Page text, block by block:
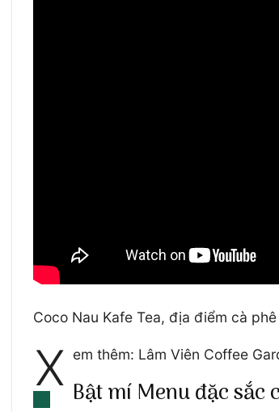
Coco Nau Kafe Tea, địa điểm cà
X em thêm: Lâm Viên Coffee
Bật mí Menu đặc sắc